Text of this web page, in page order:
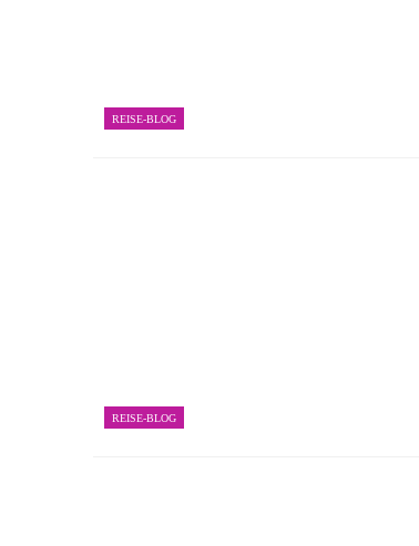
REISE-BLOG
REISE-BLOG